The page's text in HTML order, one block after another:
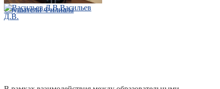
Слушатели ФилиалаВасильев
Д.В.